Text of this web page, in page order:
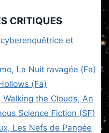
CRITIQUES
et
La Nuit ravagée (Fa)
(Fa)
Walking the Clouds, An
Science Fiction (SF)
Les Nefs de Pangée